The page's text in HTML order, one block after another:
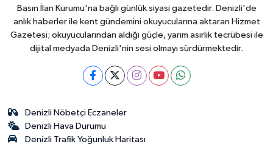
Basın İlan Kurumu'na bağlı günlük siyasi gazetedir. Denizli'de
anlık haberler ile kent gündemini okuyucularına aktaran Hizmet
Gazetesi; okuyucularından aldığı güçle, yarım asırlık tecrübesi ile
dijital medyada Denizli'nin sesi olmayı sürdürmektedir.
Denizli Nöbetçi Eczaneler
Denizli Hava Durumu
Denizli Trafik Yoğunluk Haritası